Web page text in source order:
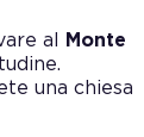
al
Monte
una chiesa